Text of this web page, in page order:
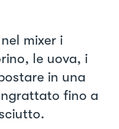
mixer i
le uova, i
in una
fino a